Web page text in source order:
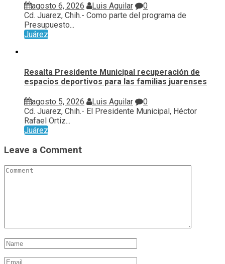
agosto 6, 2026 Luis Aguilar
0
Cd. Juarez, Chih.- Como parte del programa de
Presupuesto...
Juárez
Resalta Presidente Municipal recuperación de
espacios deportivos para las familias juarenses
agosto 5, 2026 Luis Aguilar
0
Cd. Juarez, Chih.- El Presidente Municipal, Héctor
Rafael Ortiz...
Juárez
Leave a Comment